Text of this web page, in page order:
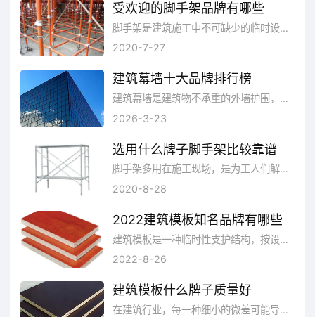
受欢迎的脚手架品牌有哪些
脚手架是建筑施工中不可缺少的临时设施，是为解决在建筑物高部位施工而专门搭设的。如今脚手架不仅施工安全可靠，装拆速度快，而且脚手架用钢量可减少33%，装拆工效提高两倍以上，施工成本可明显下降，施工现场文明、整洁。那么受欢迎的脚手架品牌有哪些?我们一起来看看吧。
2020-7-27
建筑幕墙十大品牌排行榜
建筑幕墙是建筑物不承重的外墙护围，通常由面板(玻璃、铝板、石板、陶瓷板等)和后面的支承结构(铝横梁立柱、钢结构、玻璃肋等等)组成。
2026-3-23
选用什么牌子脚手架比较靠谱
脚手架多用在施工现场，是为工人们解决垂直水平运输而搭建的各种支架。材质上有竹子、钢管和木头的不同，结构上也有多种形式的划分，具体的选用要根据具体的需要来定。我国的基建业务非常发达，在脚手架业务上业发展得很好，以下都是脚手架品牌，哪个牌子的脚手架比较靠谱?一起来看。
2020-8-28
2022建筑模板知名品牌有哪些
建筑模板是一种临时性支护结构，按设计要求制作，使混凝土结构、构件按规定的位置、几何尺寸成形，保持其正确位置，并承受建筑模板自重及作用在其上的外部荷载。那么建筑模板有哪些好牌子呢?品牌网依托大数据技术,综合品牌实力、产品销量、用户口碑、网友投票等近百项指标评选出了建筑模板品牌排行榜，供大家参考选择。
2022-8-26
建筑模板什么牌子质量好
在建筑行业，每一种细小的微差可能导致整个工程项目的失败，建筑模板在工程施工对于工程的质量把控有着重要的影响，因此正确的选用建筑模板十分重要。